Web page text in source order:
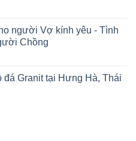
người Vợ kính yêu - Tình
Chồng
Granit tại Hưng Hà, Thái